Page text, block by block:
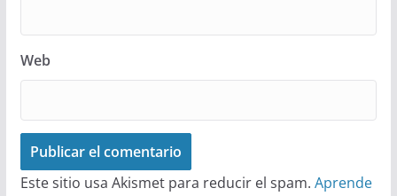
Web
Este sitio usa Akismet para reducir el spam. Aprende